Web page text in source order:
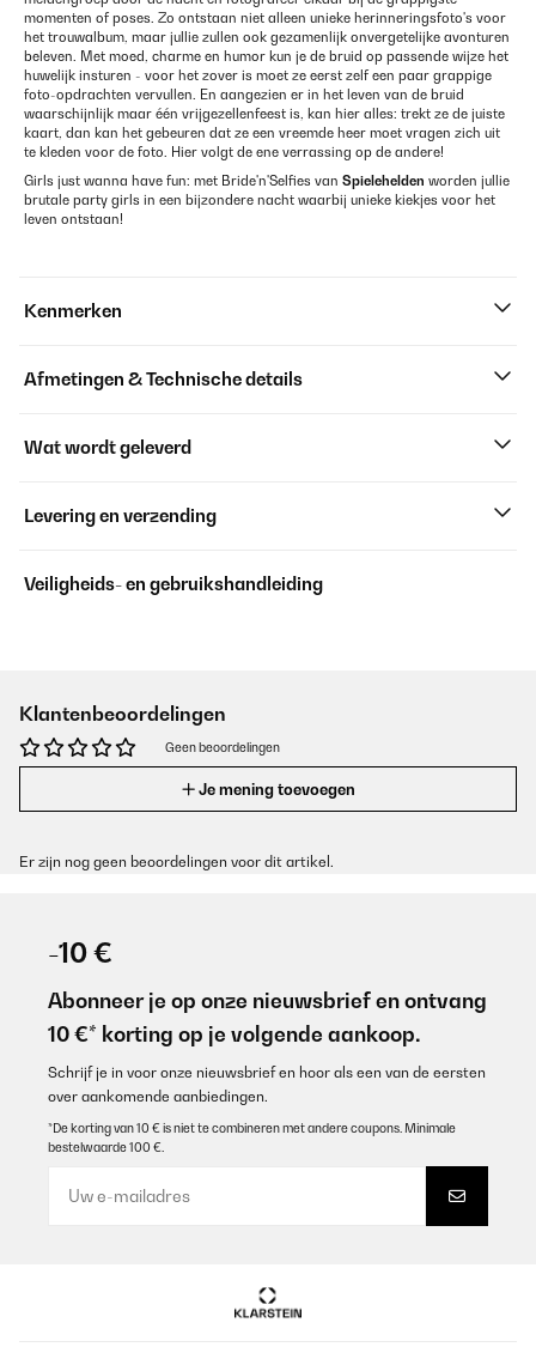
momenten of poses. Zo ontstaan niet alleen unieke herinneringsfoto's voor
het trouwalbum, maar jullie zullen ook gezamenlijk onvergetelijke avonturen
beleven. Met moed, charme en humor kun je de bruid op passende wijze het
huwelijk insturen - voor het zover is moet ze eerst zelf een paar grappige
foto-opdrachten vervullen. En aangezien er in het leven van de bruid
waarschijnlijk maar één vrijgezellenfeest is, kan hier alles: trekt ze de juiste
kaart, dan kan het gebeuren dat ze een vreemde heer moet vragen zich uit
te kleden voor de foto. Hier volgt de ene verrassing op de andere!
Girls just wanna have fun: met Bride'n'Selfies van Spielehelden worden jullie
brutale party girls in een bijzondere nacht waarbij unieke kiekjes voor het
leven ontstaan!
Kenmerken
Afmetingen & Technische details
Wat wordt geleverd
Levering en verzending
Veiligheids- en gebruikshandleiding
Klantenbeoordelingen
Geen beoordelingen
Je mening toevoegen
Er zijn nog geen beoordelingen voor dit artikel.
-10 €
Abonneer je op onze nieuwsbrief en ontvang
10 €* korting op je volgende aankoop.
Schrijf je in voor onze nieuwsbrief en hoor als een van de eersten
over aankomende aanbiedingen.
*De korting van 10 € is niet te combineren met andere coupons. Minimale
bestelwaarde 100 €.